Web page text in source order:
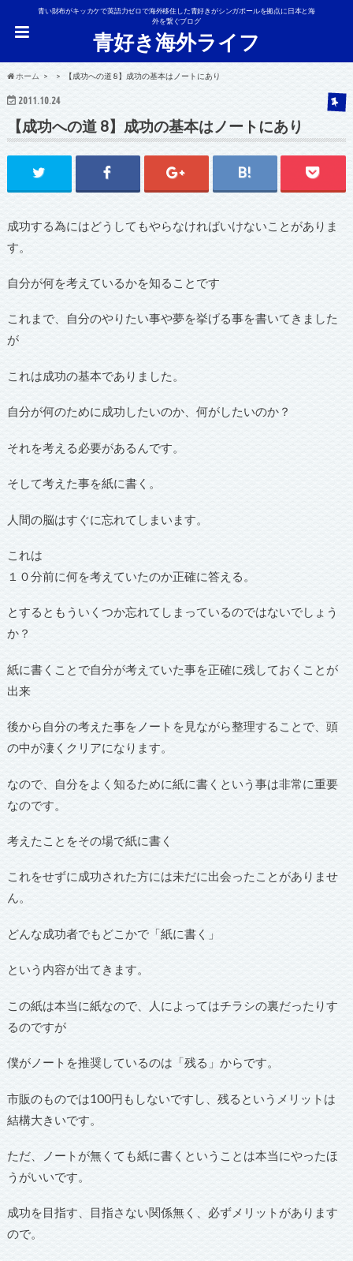
青い財布がキッカケで英語力ゼロで海外移住した青好きがシンガポールを拠点に日本と海
外を繋ぐブログ
青好き海外ライフ
ホーム 【成功への道 8】成功の基本はノートにあり
2011.10.24
【成功への道 8】成功の基本はノートにあり
成功する為にはどうしてもやらなければいけないことがありま
す。
自分が何を考えているかを知ることです
これまで、自分のやりたい事や夢を挙げる事を書いてきました
が
これは成功の基本でありました。
自分が何のために成功したいのか、何がしたいのか？
それを考える必要があるんです。
そして考えた事を紙に書く。
人間の脳はすぐに忘れてしまいます。
これは
１０分前に何を考えていたのか正確に答える。
とするともういくつか忘れてしまっているのではないでしょう
か？
紙に書くことで自分が考えていた事を正確に残しておくことが
出来
後から自分の考えた事をノートを見ながら整理することで、頭
の中が凄くクリアになります。
なので、自分をよく知るために紙に書くという事は非常に重要
なのです。
考えたことをその場で紙に書く
これをせずに成功された方には未だに出会ったことがありませ
ん。
どんな成功者でもどこかで「紙に書く」
という内容が出てきます。
この紙は本当に紙なので、人によってはチラシの裏だったりす
るのですが
僕がノートを推奨しているのは「残る」からです。
市販のものでは100円もしないですし、残るというメリットは
結構大きいです。
ただ、ノートが無くても紙に書くということは本当にやったほ
うがいいです。
成功を目指す、目指さない関係無く、必ずメリットがあります
ので。